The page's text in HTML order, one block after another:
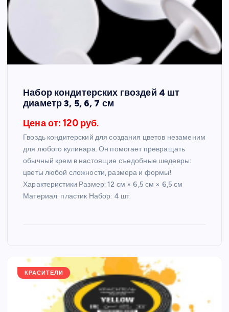
Набор кондитерских гвоздей 4 шт
диаметр 3, 5, 6, 7 см
Цена от: 120 руб.
Гвоздь кондитерский для создания цветов незаменим
для любого кулинара. Он помогает превращать
обычный крем в настоящие съедобные шедевры:
цветы любой сложности, размера и формы!
Характеристики Размер: 12 см × 6,5 см × 6,5 см
Материал: пластик Набор: 4 шт.
КРАСИТЕЛИ